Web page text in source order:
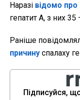
Наразі відомо про
гепатит А, з них 35
Раніше
причину спалаху
Підписуйся,